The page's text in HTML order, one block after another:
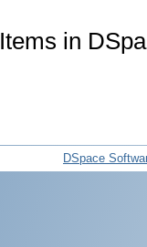
Items in
DSpace